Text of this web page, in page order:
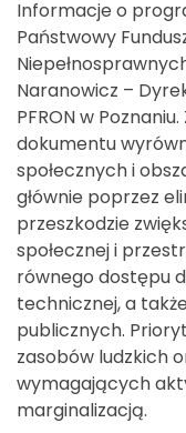
Informacje o
Państwowy
Naranowicz –
PFRON w
dokumentu
społecznych i
głównie poprzez
przeszkodzie
społecznej i
równego dostępu
technicznej, a
publicznych.
zasobów ludzkich
wymagających
marginalizacją.